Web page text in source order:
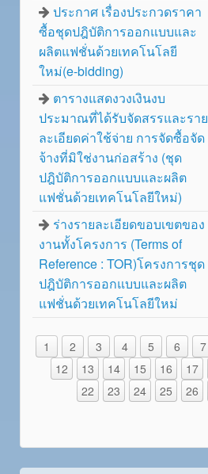
ประกาศ เรื่องประกวดราคา
ซื้อชุดปฎิบัติการออกแบบและ
ผลิตแฟชั่นด้วยเทคโนโลยี
ใหม่(e-bidding)
ตารางแสดงวงเงินงบ
ประมาณที่ได้รับจัดสรรและราย
ละเอียดค่าใช้จ่าย การจัดซื้อจัด
จ้างที่มิใช่งานก่อสร้าง (ชุด
ปฎิบัติการออกแบบและผลิต
แฟชั่นด้วยเทคโนโลยีใหม่)
ร่างรายละเอียดขอบเขตของ
งานทั้งโครงการ (Terms of
Reference : TOR)โครงการชุด
ปฎิบัติการออกแบบและผลิต
แฟชั่นด้วยเทคโนโลยีใหม่
1 2 3 4 5 6 7
12
13 14 15 16 17
22
23 24 25 26